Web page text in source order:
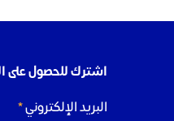
اشترك للحصول على
البريد الإلكتروني